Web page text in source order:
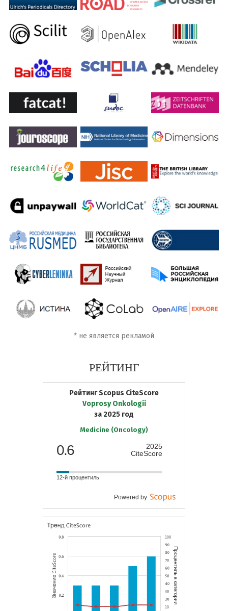
* не является рекламой
РЕЙТИНГ
Рейтинг Scopus CiteScore
Voprosy Onkologii
за 2025 год
Medicine (Oncology)
0.6
2025
CiteScore
12-й процентиль
Powered by